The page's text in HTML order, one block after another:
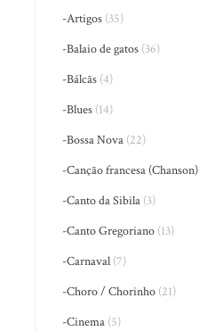
-Artigos (35)
-Balaio de gatos (36)
-Bálcãs (4)
-Blues (14)
-Bossa Nova (22)
-Canção francesa (Chanson)
-Canto da Sibila (3)
-Canto Gregoriano (13)
-Carnaval (7)
-Choro / Chorinho (21)
-Cinema (5)